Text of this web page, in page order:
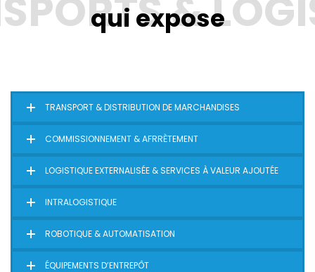
qui expose
TRANSPORT & DISTRIBUTION DE MARCHANDISES
COMMISSIONNEMENT & AFRRÈTEMENT
LOGISTIQUE EXTERNALISÉE & SERVICES À VALEUR AJOUTÉE
INTRALOGISTIQUE
ROBOTIQUE & AUTOMATISATION
ÉQUIPEMENTS D’ENTREPÔT